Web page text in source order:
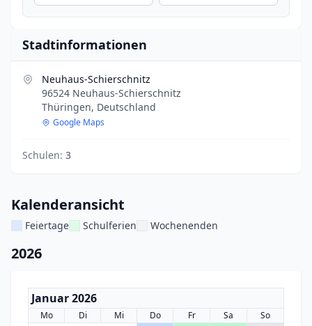
Stadtinformationen
Neuhaus-Schierschnitz
96524 Neuhaus-Schierschnitz
Thüringen, Deutschland
Google Maps
Schulen: 3
Kalenderansicht
Feiertage Schulferien Wochenenden
2026
Januar 2026
Mo Di Mi Do Fr Sa
So